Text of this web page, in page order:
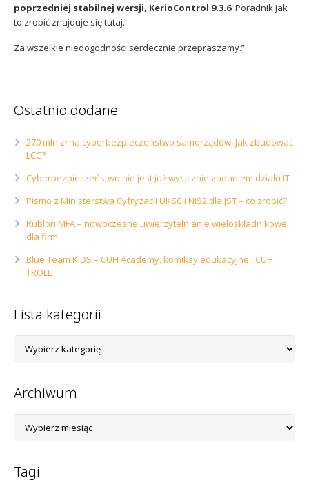
poprzedniej stabilnej wersji, KerioControl 9.3.6. Poradnik jak
to zrobić znajduje się tutaj.
Za wszelkie niedogodności serdecznie przepraszamy.”
Ostatnio dodane
270 mln zł na cyberbezpieczeństwo samorządów. Jak zbudować
LCC?
Cyberbezpieczeństwo nie jest już wyłącznie zadaniem działu IT
Pismo z Ministerstwa Cyfryzacji UKSC i NIS2 dla JST – co zrobić?
Rublon MFA – nowoczesne uwierzytelnianie wieloskładnikowe
dla firm
Blue Team KIDS – CUH Academy, komiksy edukacyjne i CUH
TROLL
Lista kategorii
kategorii
Archiwum
Tagi